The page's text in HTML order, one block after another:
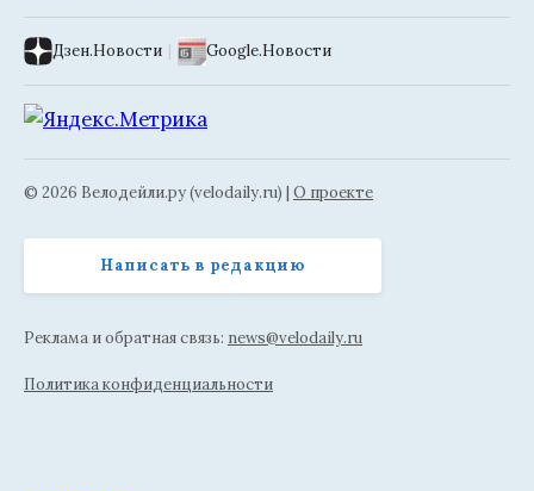
Дзен.Новости | Google.Новости
© 2026 Велодейли.ру (velodaily.ru) | О проекте
Написать в редакцию
Реклама и обратная связь: news@velodaily.ru
Политика конфиденциальности